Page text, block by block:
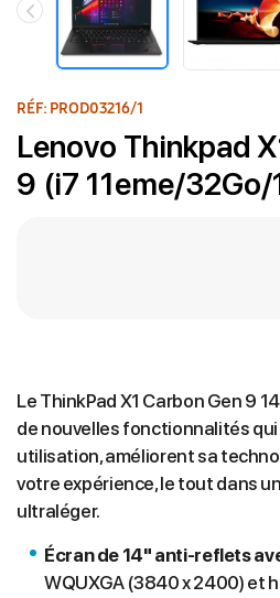
RÉF: PROD03216/1
Lenovo Thinkpad
9 (i7 11eme/32Go/
Le ThinkPad X1 Carbon Gen 9
de nouvelles fonctionnalités
utilisation, améliorent sa
votre expérience, le tout dans
ultraléger.
Écrande 14" anti-reflets
WQUXGA (3840 x 2400) et